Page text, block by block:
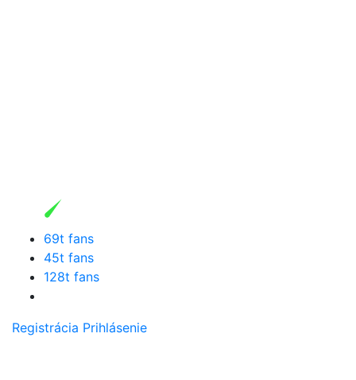
69t fans
45t fans
128t fans
Registrácia Prihlásenie